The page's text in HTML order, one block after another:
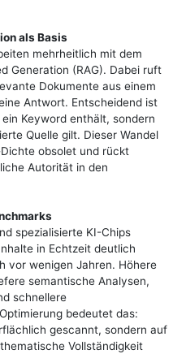
als Basis
mehrheitlich mit dem
Generation (RAG). Dabei ruft
Dokumente aus einem
Antwort. Entscheidend ist
Keyword enthält, sondern
Quelle gilt. Dieser Wandel
obsolet und rückt
Autorität in den
spezialisierte KI-Chips
in Echtzeit deutlich
vor wenigen Jahren. Höhere
semantische Analysen,
schnellere
bedeutet das:
gescannt, sondern auf
Vollständigkeit